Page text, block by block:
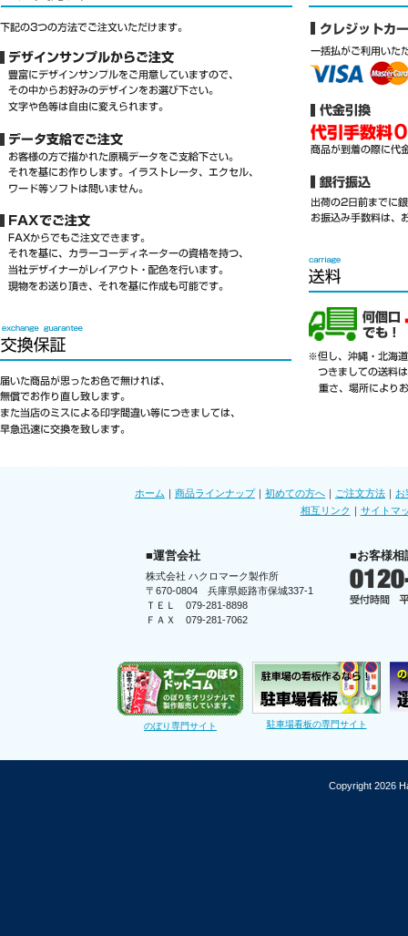
ホーム ｜ 商品ラインナップ｜ 初めての方へ ｜ ご注文方法 ｜ お
相互リンク ｜ サイトマ
■運営会社
株式会社 ハクロマーク製作所
〒670-0804 兵庫県姫路市保城337-1
ＴＥＬ 079-281-8898
ＦＡＸ 079-281-7062
■お客様相
のぼり専門サイト 駐車場看板の専門サイト
Copyright 2026